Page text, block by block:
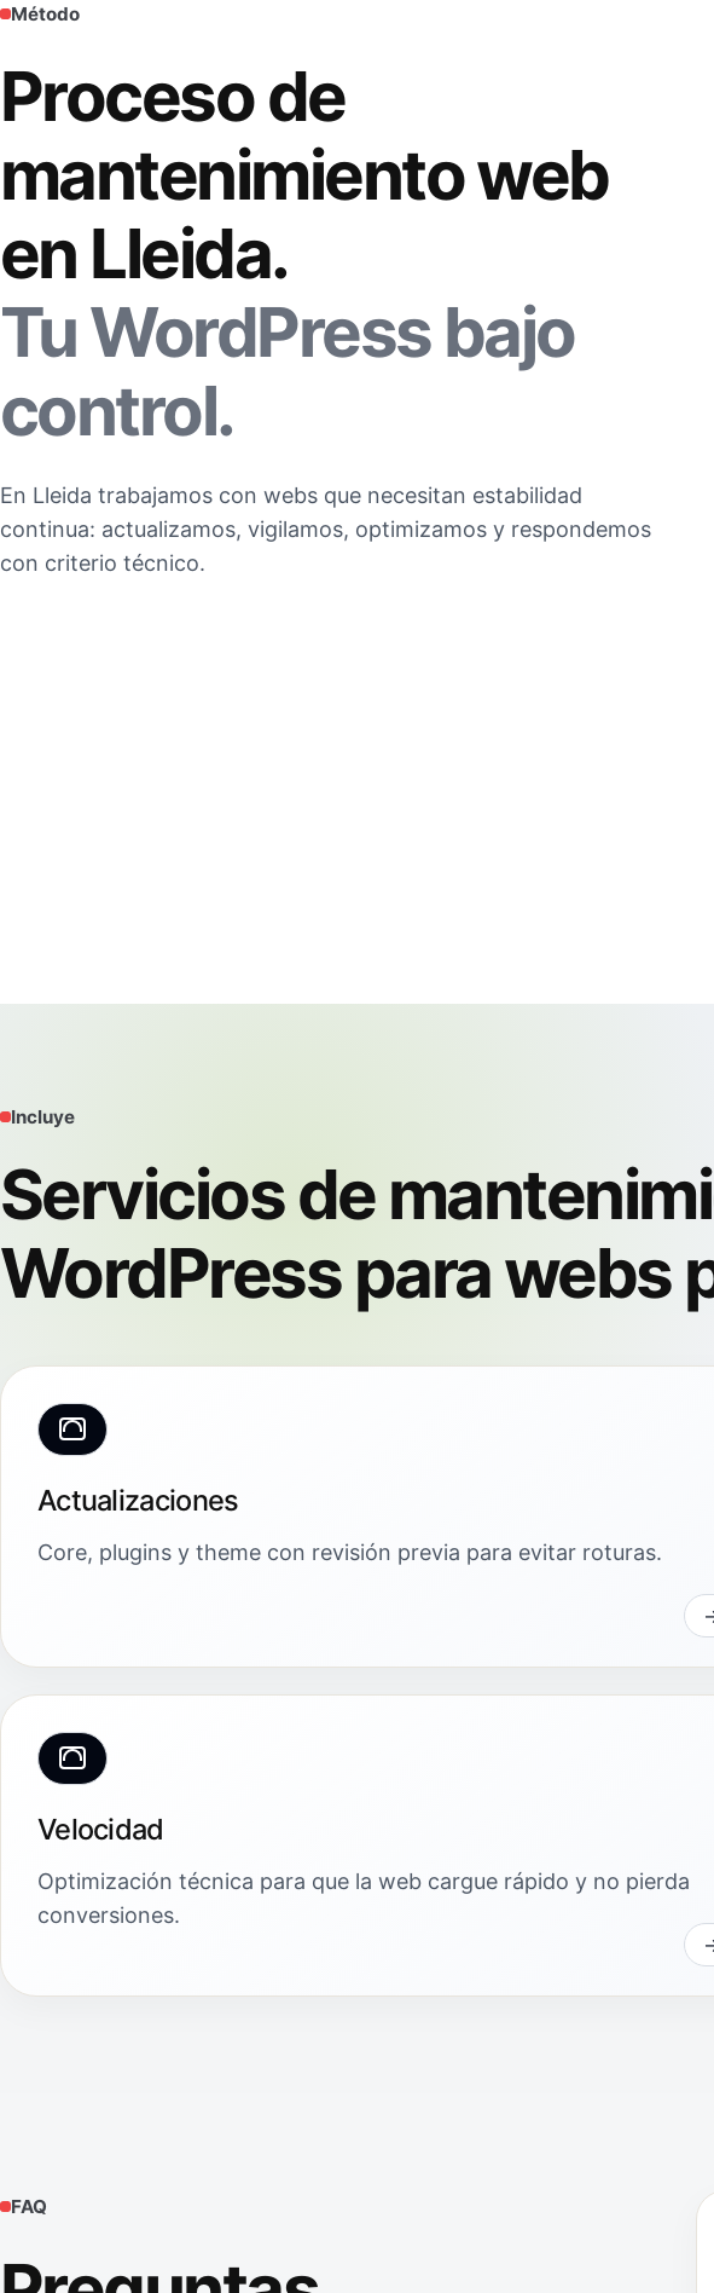
Método
Proceso de
mantenimiento web
en Lleida.
Tu WordPress bajo
control.
En Lleida trabajamos con webs que necesitan estabilidad
continua: actualizamos, vigilamos, optimizamos y respondemos
con criterio técnico.
Incluye
Servicios de
WordPress para webs
Actualizaciones
Core, plugins y theme con revisión previa para evitar roturas.
Velocidad
Optimización técnica para que la web cargue rápido y no pierda
conversiones.
FAQ